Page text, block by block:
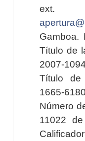
Gamboa.
Título de
2007-
Título de
1665-
Número
11022